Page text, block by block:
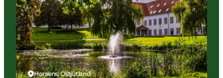
Unterkünfte
Camping
Horsens, Ostjütland